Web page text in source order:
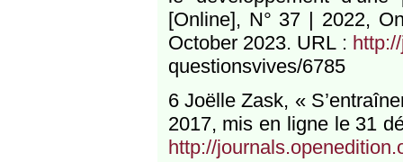
[Online], N° 37 | 2022,
October 2023. URL :
questionsvives/6785
6 Joëlle Zask, «
2017, mis en ligne le 31
http://